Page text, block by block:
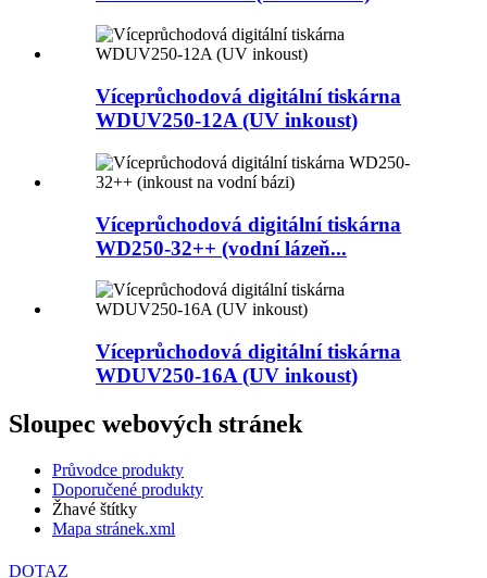
Víceprůchodová digitální tiskárna
WDUV250-12A (UV inkoust)
Víceprůchodová digitální tiskárna
WD250-32++ (vodní lázeň...
Víceprůchodová digitální tiskárna
WDUV250-16A (UV inkoust)
Sloupec webových stránek
Průvodce produkty
Doporučené produkty
Žhavé štítky
Mapa stránek.xml
DOTAZ